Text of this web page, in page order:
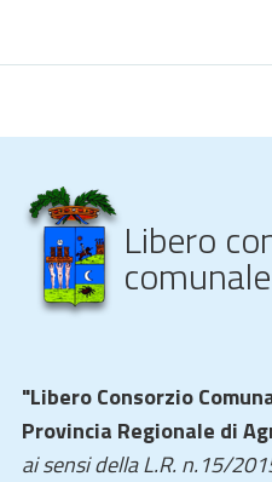
Libero
"Libero Consorzio
Provincia Regionale di
ai sensi della L.R. n.15/